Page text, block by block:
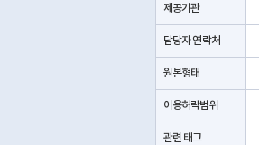
제공기관
담당자 연락처
원본형태
이용허락범위
관련 태그